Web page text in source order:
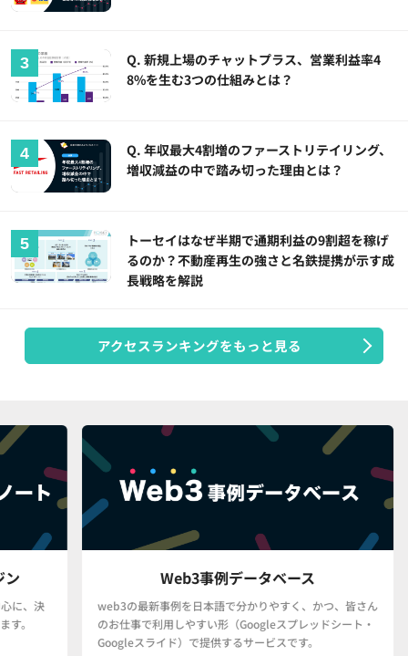
Q. 新規上場のチャットプラス、営業利益率4
8%を生む3つの仕組みとは？
Q. 年収最大4割増のファーストリテイリング、
増収減益の中で踏み切った理由とは？
トーセイはなぜ半期で通期利益の9割超を稼げ
るのか？不動産再生の強さと名鉄提携が示す成
長戦略を解説
アクセスランキングをもっと見る
Web3事例データベース
web3の最新事例を日本語で分かりやすく、かつ、皆さん
のお仕事で利用しやすい形（Googleスプレッドシート・
Googleスライド）で提供するサービスです。